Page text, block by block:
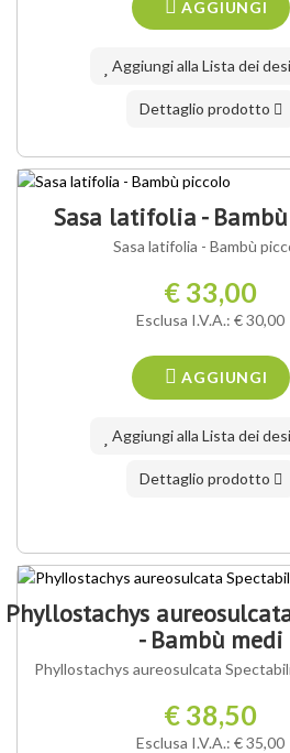
AGGIUNGI
Aggiungi alla Lista dei
Dettaglio prodotto
Sasa latifolia -
Sasa latifolia - Bambù
€ 33,00
Esclusa I.V.A.: € 30,00
AGGIUNGI
Aggiungi alla Lista dei
Dettaglio prodotto
Phyllostachys
- Bambù medi
Phyllostachys aureosulcata
€ 38,50
Esclusa I.V.A.: € 35,00